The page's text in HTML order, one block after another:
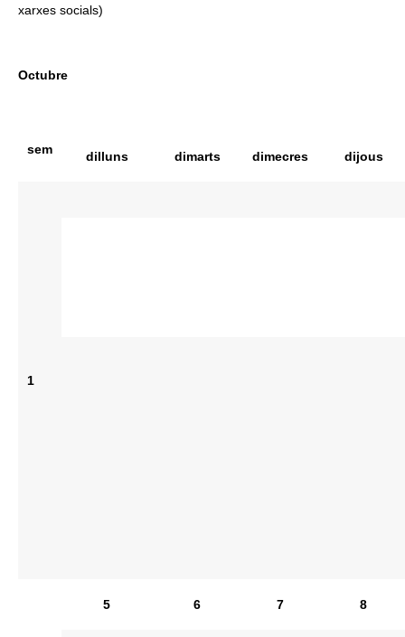
xarxes socials)
Octubre
sem dilluns dimarts dimecres dijous
1
5 6 7 8